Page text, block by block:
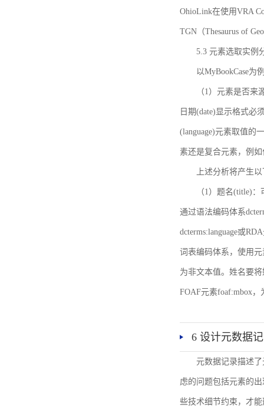
OhioLink在使用VRA
TGN（Thesaurus of
5.3 元素选取实例
以MyBookCase为
（1）元素是否
日期(date)显示格式必
(language)元素取值的
素还是复合元素，例
上述分析将产生
（1）题名(title)
通过语法编码体系
dcterms:language或
词表编码体系，使用元
为非文本值。姓名要
FOAF元素foaf:mbox，
6 设计元数据
元数据记录描述
虑的问题包括元素的
些技术细节约束，才